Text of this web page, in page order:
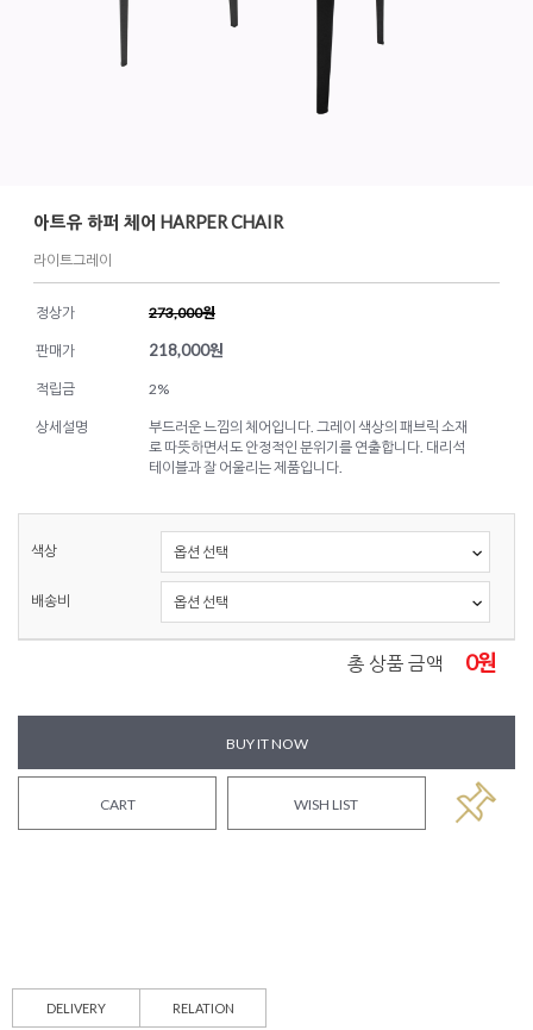
아트유 하퍼 체어 HARPER CHAIR
라이트그레이
정상가 273,000원
판매가 218,000원
적립금 2%
상세설명
부드러운 느낌의 체어입니다. 그레이 색상의 패브릭 소재
로 따뜻하면서도 안정적인 분위기를 연출합니다. 대리석
테이블과 잘 어울리는 제품입니다.
색상
배송비
총 상품 금액 0원
BUY IT NOW
CART WISH LIST
DELIVERY RELATION